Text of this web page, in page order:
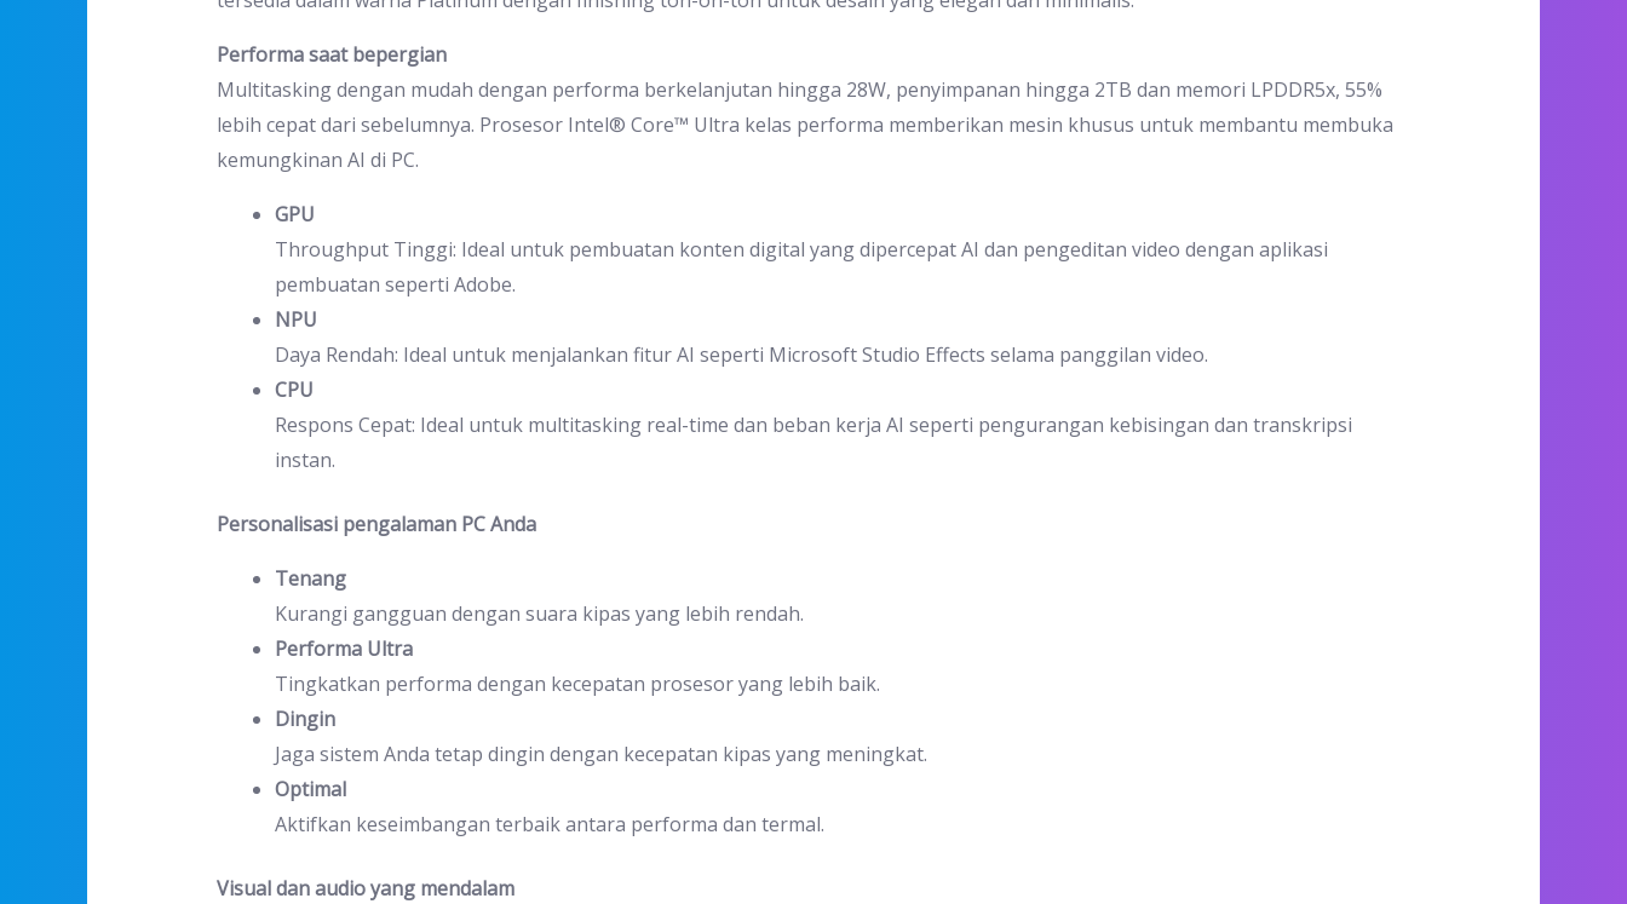
Performa saat bepergian
Multitasking dengan mudah dengan performa berkelanjutan hingga 28W, penyimpanan hingga 2TB dan memori LPDDR5x, 55%
lebih cepat dari sebelumnya. Prosesor Intel® Core™ Ultra kelas performa memberikan mesin khusus untuk membantu membuka
kemungkinan AI di PC.
GPU
Throughput Tinggi: Ideal untuk pembuatan konten digital yang dipercepat AI dan pengeditan video dengan aplikasi
pembuatan seperti Adobe.
NPU
Daya Rendah: Ideal untuk menjalankan fitur AI seperti Microsoft Studio Effects selama panggilan video.
CPU
Respons Cepat: Ideal untuk multitasking real-time dan beban kerja AI seperti pengurangan kebisingan dan transkripsi
instan.
Personalisasi pengalaman PC Anda
Tenang
Kurangi gangguan dengan suara kipas yang lebih rendah.
Performa Ultra
Tingkatkan performa dengan kecepatan prosesor yang lebih baik.
Dingin
Jaga sistem Anda tetap dingin dengan kecepatan kipas yang meningkat.
Optimal
Aktifkan keseimbangan terbaik antara performa dan termal.
Visual dan audio yang mendalam